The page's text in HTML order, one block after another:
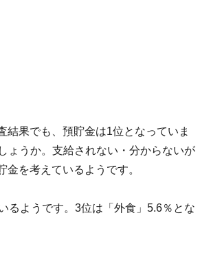
果でも、預貯金は1位となっていま
ょうか。支給されない・分からないが
を考えているようです。
るようです。3位は「外食」5.6％とな